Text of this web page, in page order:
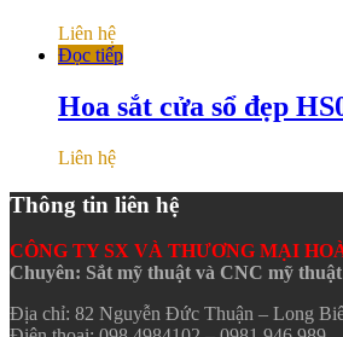
Liên hệ
Đọc tiếp
Hoa sắt cửa sổ đẹp
Liên hệ
Thông tin liên hệ
CÔNG TY SX VÀ THƯƠNG MẠI
Chuyên: Sắt mỹ thuật và CNC mỹ thuật
Địa chỉ: 82 Nguyễn Đức Thuận – Long